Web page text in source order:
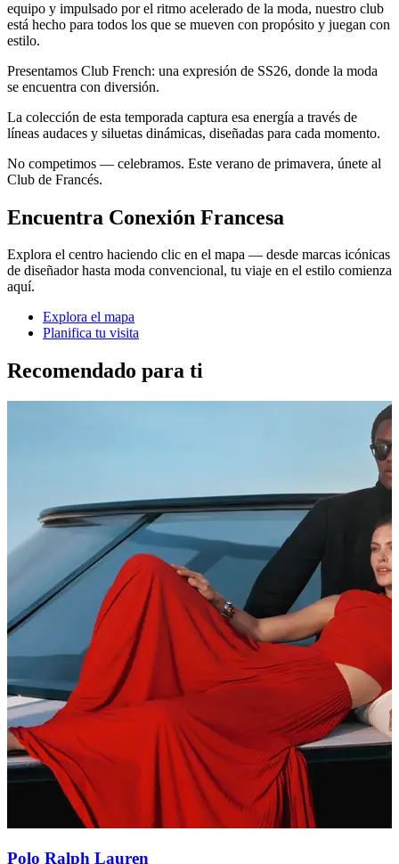
equipo y impulsado por el ritmo acelerado de la moda, nuestro club
está hecho para todos los que se mueven con propósito y juegan con
estilo.
Presentamos Club French: una expresión de SS26, donde la moda
se encuentra con diversión.
La colección de esta temporada captura esa energía a través de
líneas audaces y siluetas dinámicas, diseñadas para cada momento.
No competimos — celebramos. Este verano de primavera, únete al
Club de Francés.
Encuentra Conexión Francesa
Explora el centro haciendo clic en el mapa — desde marcas icónicas
de diseñador hasta moda convencional, tu viaje en el estilo comienza
aquí.
Explora el mapa
Planifica tu visita
Recomendado para ti
Polo Ralph Lauren